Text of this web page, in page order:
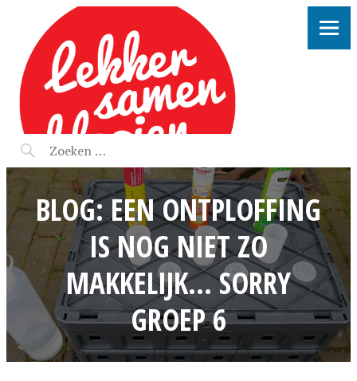
LEKKER SAMEN KLOOIEN
BLOG: EEN ONTPLOFFING
IS NOG NIET ZO
MAKKELIJK… SORRY
GROEP 6